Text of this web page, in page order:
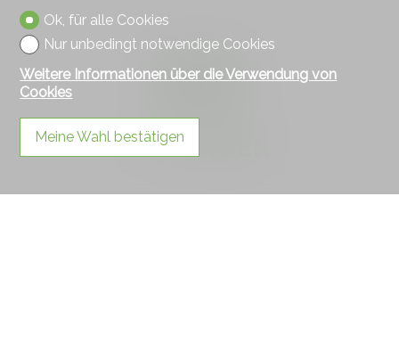
Ok, für alle Cookies
Nur unbedingt notwendige Cookies
Weitere Informationen über die Verwendung von
Cookies
Meine Wahl bestätigen